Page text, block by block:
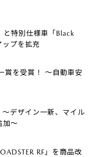
特別仕様車「Black
プを拡充
賞を受賞！ ～自動車安
デザイン一新、マイル
加～
RF」を商品改